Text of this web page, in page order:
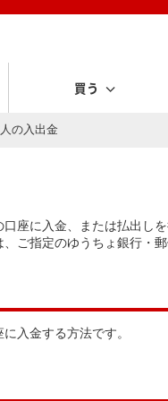
買う
の入出金
座に入金、または払出し
ご指定のゆうちょ銀行・
入金する方法です。